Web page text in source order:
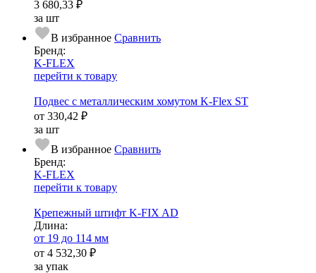
3 680,33 ₽
за шт
В избранное Сравнить
Бренд:
K-FLEX
перейти к товару
Подвес с металлическим хомутом K-Flex ST
от 330,42 ₽
за шт
В избранное Сравнить
Бренд:
K-FLEX
перейти к товару
Крепежный штифт K-FIX AD
Длина:
от 19 до 114 мм
от 4 532,30 ₽
за упак